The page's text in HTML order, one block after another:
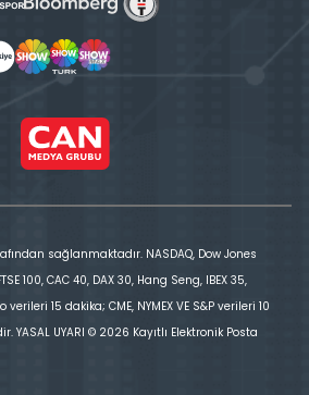
sağlanmaktadır. NASDAQ, Dow Jones
100, CAC 40, DAX 30, Hang Seng, IBEX 35,
verileri 15 dakika; CME, NYMEX VE S&P verileri 10
UYARI © 2026 Kayıtlı Elektronik Posta